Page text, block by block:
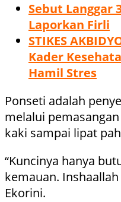
Sebut Langgar
Laporkan Firli
STIKES
Kader
Hamil Stres
Ponseti adalah
melalui
kaki sampai lipat
“Kuncinya hanya
kemauan.
Ekorini.